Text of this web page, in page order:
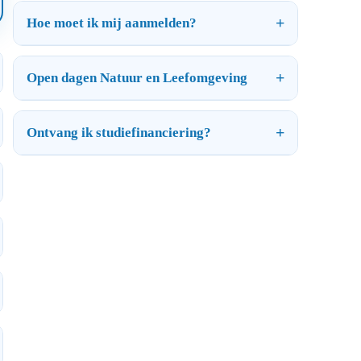
Hoe moet ik mij aanmelden?
Open dagen Natuur en Leefomgeving
Ontvang ik studiefinanciering?